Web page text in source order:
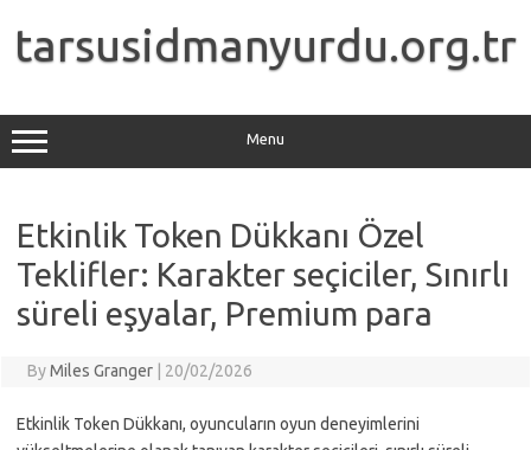
content
tarsusidmanyurdu.org.tr
Menu
Etkinlik Token Dükkanı Özel
Teklifler: Karakter seçiciler, Sınırlı
süreli eşyalar, Premium para
ByMiles Granger 20/02/2026
Etkinlik Token Dükkanı, oyuncuların oyun deneyimlerini